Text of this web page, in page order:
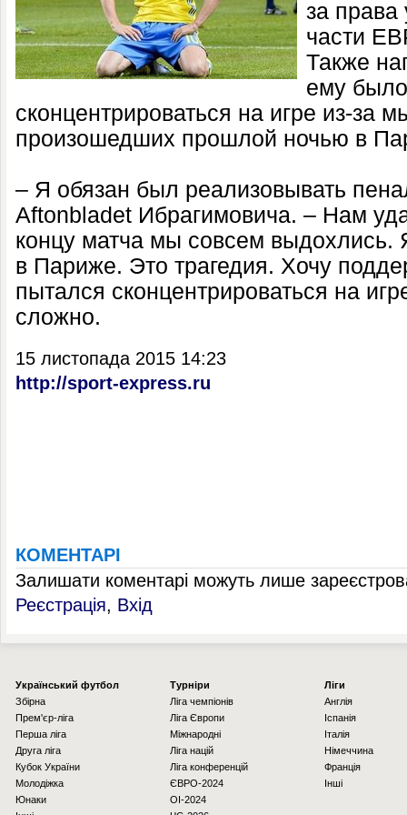
за права
части
Также
ему
сконцентрироваться на игре из-за
произошедших прошлой ночью в
– Я обязан был реализовывать
Aftonbladet Ибрагимовича. – Нам
концу матча мы совсем выдохлись.
в Париже. Это трагедия. Хочу
пытался сконцентрироваться на
сложно.
15 листопада 2015 14:23
http://sport-express.ru
КОМЕНТАРІ
Залишати коментарі можуть лише
Реєстрація, Вхід
Українcький футбол
Збірна
Прем'єр-ліга
Перша ліга
Друга ліга
Кубок України
Молодіжка
Юнаки
Турніри
Ліга чемпіонів
Ліга Європи
Міжнародні
Ліга націй
Ліга конференцій
ЄВРО-2024
OI-2024
Ліги
Англія
Іспанія
Італія
Німеччина
Франція
Інші